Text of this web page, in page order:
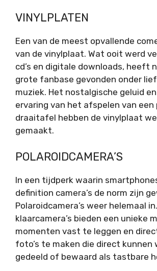
VINYLPLATEN
Een van de meest opvallende
van de vinylplaat. Wat ooit werd
cd’s en digitale downloads, heeft
grote fanbase gevonden onder
muziek. Het nostalgische geluid
ervaring van het afspelen van een
draaitafel hebben de vinylplaat
gemaakt.
POLAROIDCAMERA’S
In een tijdperk waarin
definition camera’s de norm zijn
Polaroidcamera’s weer helemaal
klaarcamera’s bieden een unieke
momenten vast te leggen en
foto’s te maken die direct kunnen
gedeeld of bewaard als tastbare